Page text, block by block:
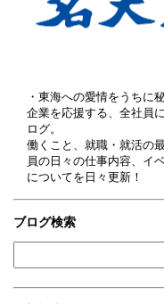
・東海への愛情をうちに
企業を応援する、全社員
ログ。
働くこと、就職・就活の
員の日々の仕事内容、イ
についてを日々更新！
ブログ検索